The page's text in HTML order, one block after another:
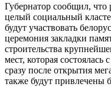
Губернатор сообщил, что
целый социальный
будут участвовать
церемония закладки
строительства
мест, которая состоялась
сразу после открытия
также будут привлечены